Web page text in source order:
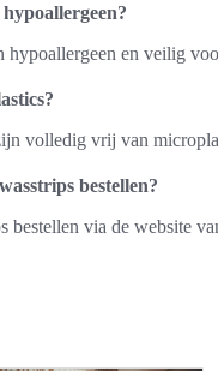
hypoallergeen en veilig
volledig vrij van
bestellen?
bestellen via de website